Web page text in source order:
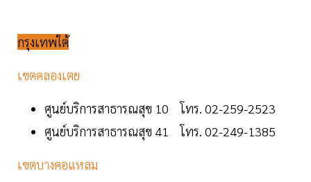
กรุงเทพใต้
เขตคลองเตย
ศูนย์บริการสาธารณสุข 10 โทร. 02-259-2523
ศูนย์บริการสาธารณสุข 41 โทร. 02-249-1385
เขตบางคอแหลม